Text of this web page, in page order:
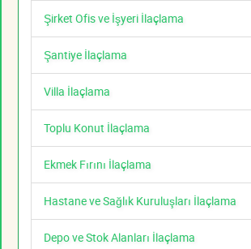
Şirket Ofis ve İşyeri İlaçlama
Şantiye İlaçlama
Villa İlaçlama
Toplu Konut İlaçlama
Ekmek Fırını İlaçlama
Hastane ve Sağlık Kuruluşları İlaçlama
Depo ve Stok Alanları İlaçlama